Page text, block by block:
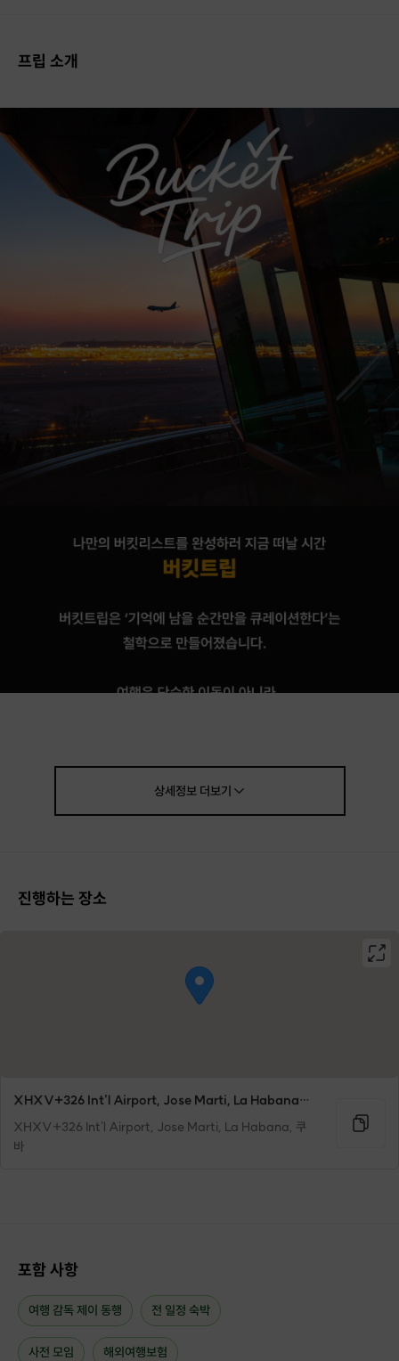
프립 소개
상세정보더보기
진행하는 장소
XHXV+326 Int'l Airport, Jose Marti, La Habana, 쿠바
XHXV+326 Int'l Airport, Jose Marti, La Habana, 쿠
바
포함 사항
여행 감독 제이 동행 전 일정 숙박
사전 모임 해외여행보험